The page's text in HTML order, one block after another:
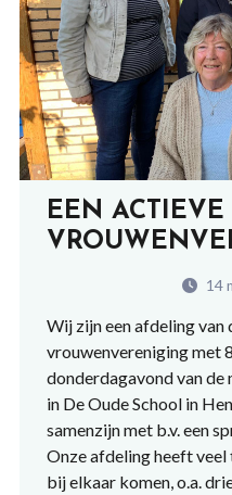
EEN
14
Wij zijn een afdeling van
vrouwenvereniging met
donderdagavond van
in De Oude School in
samenzijn met b.v. een
Onze afdeling heeft
bij elkaar komen, o.a.